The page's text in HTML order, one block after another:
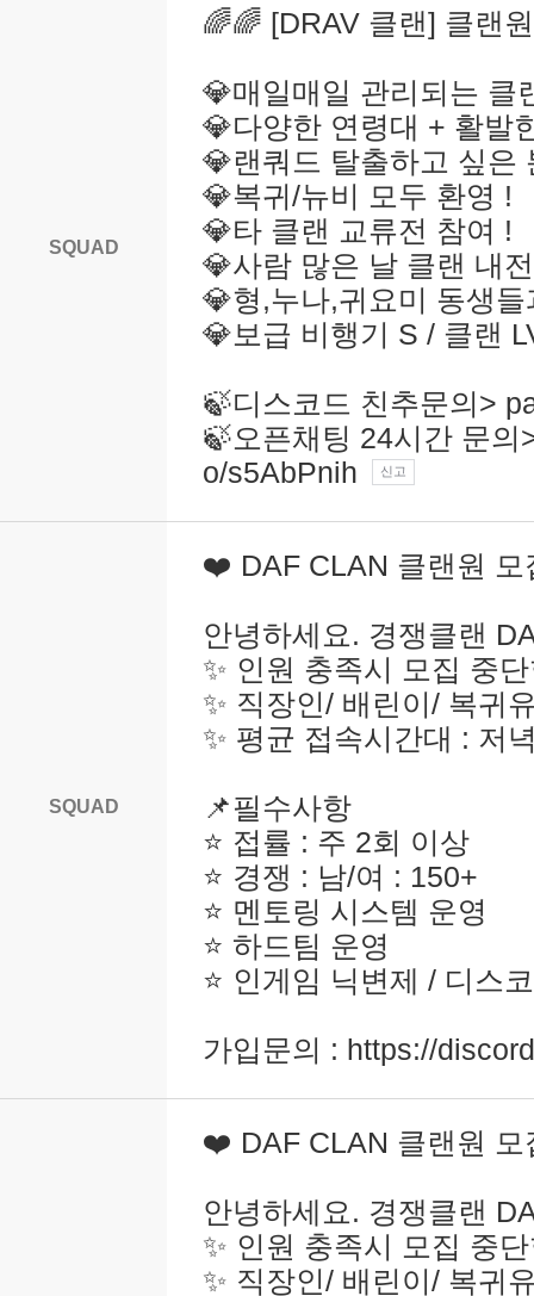
SQUAD
🌈🌈 [DRAV 클랜] 클랜
💎매일매일 관리되는 클
💎다양한 연령대 + 활발
💎랜쿼드 탈출하고 싶은
💎복귀/뉴비 모두 환영 !
💎타 클랜 교류전 참여 !
💎사람 많은 날 클랜 내
💎형,누나,귀요미 동생
💎보급 비행기 S / 클랜
🍃디스코드 친추문의>
🍃오픈채팅 24시간 문
o/s5AbPnih
신고
SQUAD
❤️ DAF CLAN 클랜원
안녕하세요. 경쟁클랜
✨ 인원 충족시 모집 중
✨ 직장인/ 배린이/ 복귀
✨ 평균 접속시간대 : 저
📌필수사항
⭐ 접률 : 주 2회 이상
⭐ 경쟁 : 남/여 : 150+
⭐ 멘토링 시스템 운영
⭐ 하드팀 운영
⭐ 인게임 닉변제 / 디스
가입문의 : https://
❤️ DAF CLAN 클랜원
안녕하세요. 경쟁클랜
✨ 인원 충족시 모집 중
✨ 직장인/ 배린이/ 복귀